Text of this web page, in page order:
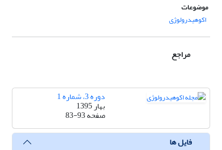
موضوعات
اکوهیدرولوژی
مراجع
دوره 3، شماره 1
بهار 1395
صفحه83-93
فایل ها